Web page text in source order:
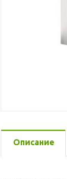
Описание